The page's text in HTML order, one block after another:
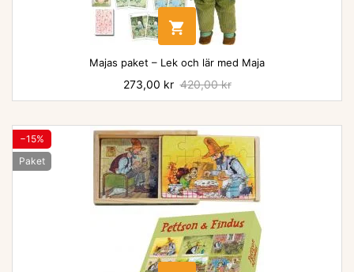

Majas paket – Lek och lär med Maja
Pris
273,00 kr Baspris
420,00 kr
−15%
Paket